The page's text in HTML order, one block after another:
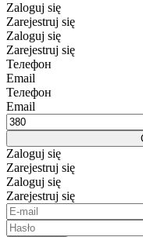
Zaloguj się
Zarejestruj się
Zaloguj się
Zarejestruj się
Телефон
Email
Телефон
Email
Zaloguj się
Zarejestruj się
Zaloguj się
Zarejestruj się